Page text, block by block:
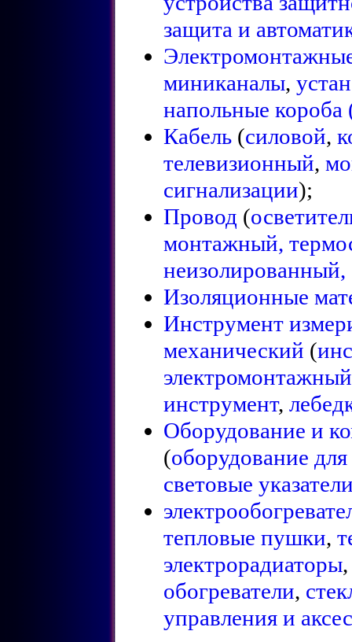
защита и
миниканалы,
напольные короба
Кабель(силовой,
телевизионный,
сигнализации);
Провод (
монтажный,
неизолированный,
Изоляционные
Инструмент
механический (
электромонтажный
инструмент,
Оборудование и
(оборудование
световые
тепловые пушки,
электрорадиаторы
обогреватели,
управления и